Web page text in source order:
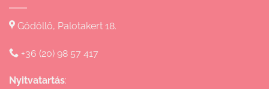
Gödöllő, Palotakert 18.
+36 (20) 98 57 417
Nyitvatartás: